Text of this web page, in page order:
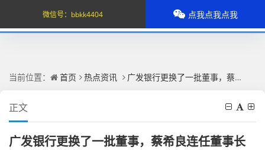
当前位置： 首页 热点资讯 广发银行更换了一批董事，蔡希良连任董事长
正文
广发银行更换了一批董事，蔡希良连任董事长
微信号： bbkk4404 点我点我点我